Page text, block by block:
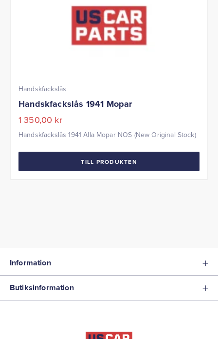
Handskfackslås
Handskfackslås 1941 Mopar
1 350,00 kr
Handskfackslås 1941 Alla Mopar NOS (New Original Stock)
TILL PRODUKTEN
Information
Butiksinformation